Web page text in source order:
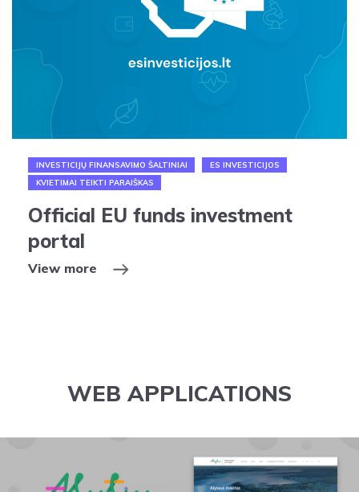
INVESTICIJŲ FINANSAVIMO ŠALTINIAI
ES INVESTICIJOS
KVIETIMAI TEIKTI PARAIŠKAS
Official EU funds investment
portal
View more
WEB APPLICATIONS